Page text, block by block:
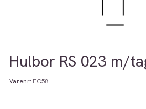
Hulbor RS 023 m/
Varenr: FC581